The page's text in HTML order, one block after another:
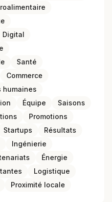
Digital
Santé
Commerce
humaines
Équipe
Saisons
Promotions
Startups
Résultats
Ingénierie
Énergie
Logistique
Proximité locale